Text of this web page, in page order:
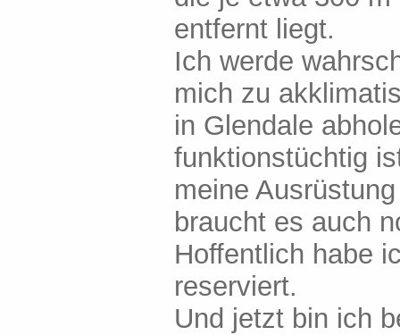
entfernt liegt.
Ich werde
mich zu
in Glendale
funktionstüchtig
meine
braucht es auch
Hoffentlich habe
reserviert.
Und jetzt bin ich